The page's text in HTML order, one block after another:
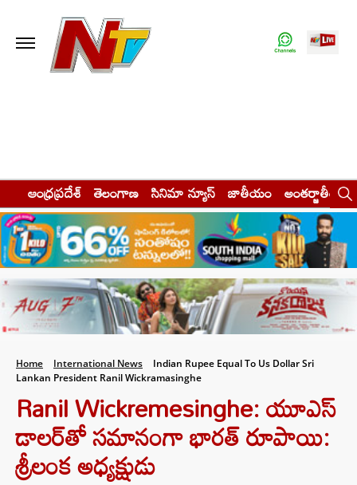
ఆంధ్రప్రదేశ్ తెలంగాణ సినిమా న్యూస్ జాతీయం అంతర్జాతీయం
Home International News
Indian Rupee Equal To Us Dollar Sri
Lankan President Ranil Wickramasinghe
Ranil Wickremesinghe: యూఎస్
డాలర్‌తో సమానంగా భారత్‌ రూపాయి:
శ్రీలంక అధ్యక్షుడు